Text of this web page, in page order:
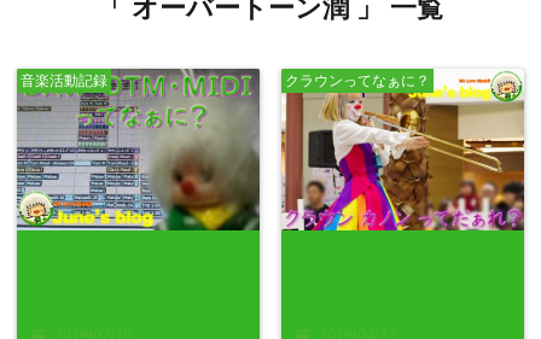
「 オーバートーン潤 」 一覧
音楽活動記録 クラウンってなぁに？